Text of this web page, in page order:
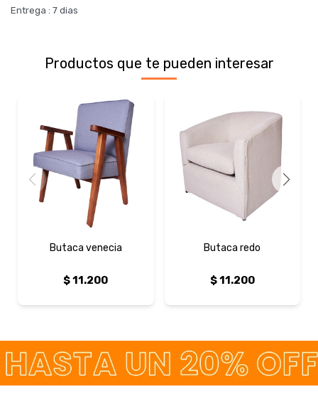
Entrega : 7 dias
Productos que te pueden interesar
Butaca venecia
$11.200
Butaca redo
$11.200